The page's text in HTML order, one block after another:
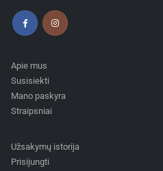
Apie mus
Susisiekti
Mano paskyra
Straipsniai
Užsakymų istorija
Prisijungti